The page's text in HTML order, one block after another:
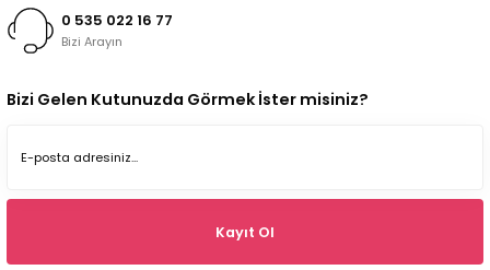
0 535 022 16 77
Bizi Arayın
Bizi Gelen Kutunuzda Görmek İster misiniz?
Kayıt Ol